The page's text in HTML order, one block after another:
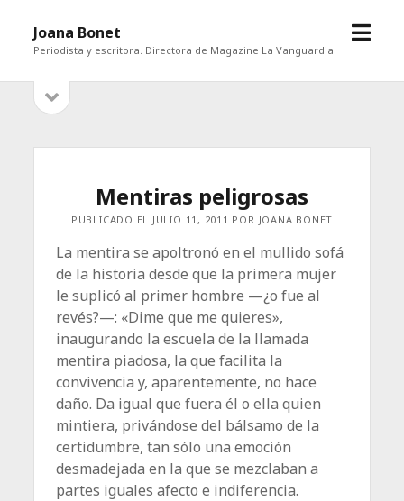
Joana Bonet
Periodista y escritora. Directora de Magazine La Vanguardia
abrir
Barrabarra
Mentiras peligrosas
PUBLICADO EL JULIO 11, 2011 POR JOANA BONET
La mentira se apoltronó en el mullido sofá
de la historia desde que la primera mujer
le suplicó al primer hombre —¿o fue al
revés?—: «Dime que me quieres»,
inaugurando la escuela de la llamada
mentira piadosa, la que facilita la
convivencia y, aparentemente, no hace
daño. Da igual que fuera él o ella quien
mintiera, privándose del bálsamo de la
certidumbre, tan sólo una emoción
desmadejada en la que se mezclaban a
partes iguales afecto e indiferencia.